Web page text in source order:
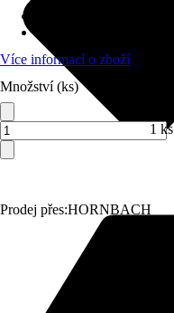
Prodej přes:HORNBACH
Více informací o zboží
Množství (ks)
1 ks